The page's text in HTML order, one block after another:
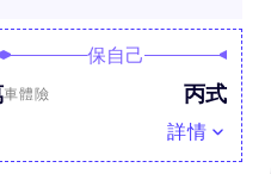
保自己
車體險 丙式
詳情